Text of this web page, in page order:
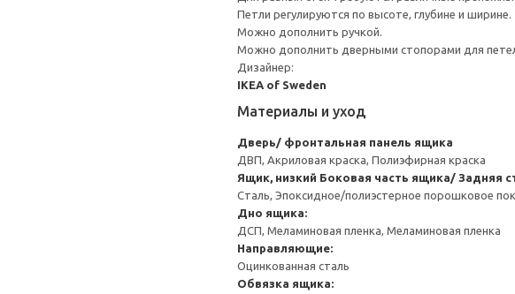
Петли регулируются по высоте, глубине и ширине.
Можно дополнить ручкой.
Можно дополнить дверными стопорами для
Дизайнер:
IKEA of Sweden
Материалы и уход
Дверь/ фронтальная панель ящика
ДВП, Акриловая краска, Полиэфирная краска
Ящик, низкий Боковая часть ящика/ Задняя
Сталь, Эпоксидное/полиэстерное порошковое
Дно ящика:
ДСП, Меламиновая пленка, Меламиновая пленка
Направляющие:
Оцинкованная сталь
Обвязка ящика: